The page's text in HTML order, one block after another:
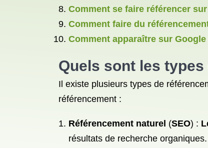
Comment se faire référencer
Comment faire du
Comment apparaître sur
Quels sont les types
Il existe plusieurs types de
référencement :
Référencement naturel (SEO) :
résultats de recherche